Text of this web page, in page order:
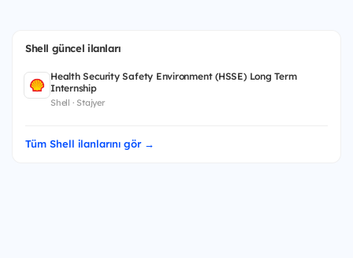
Shell güncel ilanları
Health Security Safety Environment (HSSE) Long Term
Internship
Shell · Stajyer
Tüm Shell ilanlarını gör →